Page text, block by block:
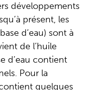
développements
présent, les
d’eau) sont à
de l’huile
d’eau contient
Pour la
quelques